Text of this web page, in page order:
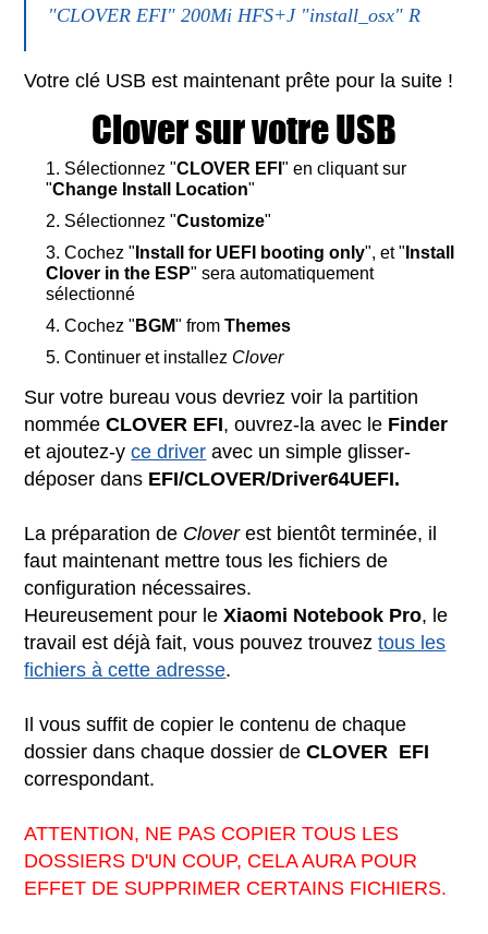
"CLOVER EFI" 200Mi HFS+J "install_osx" R
Votre clé USB est maintenant prête pour la suite !
Clover sur votre USB
Sélectionnez "CLOVER EFI" en cliquant sur
"Change Install Location"
Sélectionnez "Customize"
Cochez " Install for UEFI booting only", et " Install
Clover in the ESP" sera automatiquement
sélectionné
Cochez " BGM" fromThemes
Continuer et installez Clover
Sur votre bureau vous devriez voir la partition
nomméeCLOVER EFI, ouvrez-la avec le Finder
et ajoutez-yce driver avec un simple glisser-
déposer dans EFI/CLOVER/Driver64UEFI.
La préparation de Cloverest bientôt terminée, il
faut maintenant mettre tous les fichiers de
configuration nécessaires.
Heureusement pour leXiaomi Notebook Pro, le
travail est déjà fait, vous pouvez trouveztous les
fichiers à cette adresse.
Il vous suffit de copier le contenu de chaque
dossier dans chaque dossier deCLOVER EFI
correspondant.
ATTENTION, NE PAS COPIER TOUS LES
DOSSIERS D'UN COUP, CELA AURA POUR
EFFET DE SUPPRIMER CERTAINS FICHIERS.